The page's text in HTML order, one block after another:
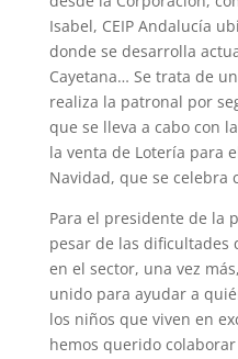
Isabel, CEIP Andalucía
donde se desarrolla
Cayetana… Se trata de
realiza la patronal por
que se lleva a cabo con
la venta de Lotería para
Navidad, que se celebra
Para el presidente de la
pesar de las dificultades
en el sector, una vez
unido para ayudar a
los niños que viven en
hemos querido